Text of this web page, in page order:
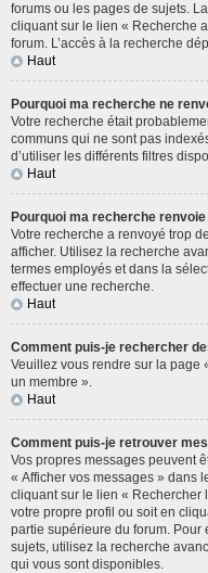
forums ou les pages de sujets.
cliquant sur le lien « Recherche
forum. L’accès à la recherche
Haut
Pourquoi ma recherche ne
Votre recherche était
communs qui ne sont pas
d’utiliser les différents filtres
Haut
Pourquoi ma recherche
Votre recherche a renvoyé trop
afficher. Utilisez la recherche
termes employés et dans la
effectuer une recherche.
Haut
Comment puis-je rechercher
Veuillez vous rendre sur la page
un membre ».
Haut
Comment puis-je retrouver
Vos propres messages peuvent
« Afficher vos messages » dans
cliquant sur le lien « Rechercher
votre propre profil ou soit en
partie supérieure du forum. Pour
sujets, utilisez la recherche
qui vous sont disponibles.